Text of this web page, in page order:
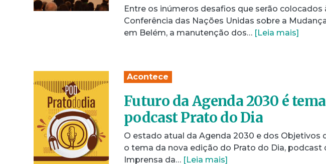
Entre os inúmeros desafios que serão colocados
Conferência das Nações Unidas sobre a
em Belém, a manutenção dos… [Leia mais]
Acontece
Futuro da Agenda 2030 é
podcast Prato do Dia
O estado atual da Agenda 2030 e dos Objetivos
o tema da nova edição do Prato do Dia, podcast
Imprensa da… [Leia mais]